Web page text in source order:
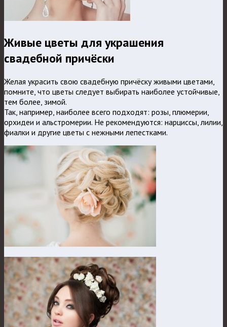
Живые цветы для украшения
свадебной причёски
Желая украсить свою свадебную причёску живыми цветами,
помните, что цветы следует выбирать наиболее устойчивые,
тем более, зимой.
Так, например, наиболее всего подходят: розы, плюмерии,
орхидеи и альстромерии. Не рекомендуются: нарциссы, лилии,
фиалки и другие цветы с нежными лепестками.